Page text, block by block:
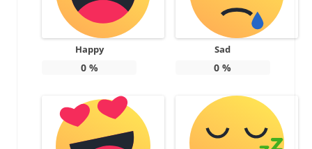
Happy
0%
Sad
0 %